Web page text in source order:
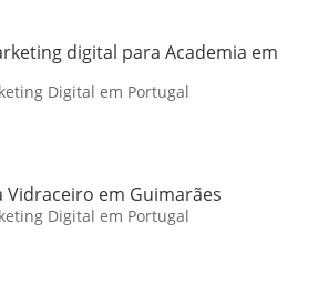
digital para Academia em
Digital em Portugal
Vidraceiro em Guimarães
Digital em Portugal